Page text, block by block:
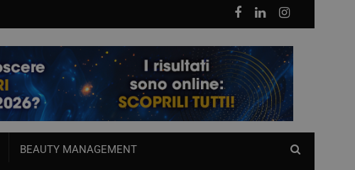
BEAUTY MANAGEMENT